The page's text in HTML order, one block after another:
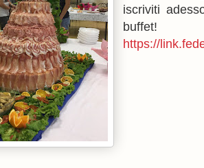
iscriviti
https://